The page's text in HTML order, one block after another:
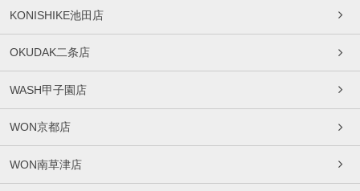
KONISHIKE池田店
OKUDAK二条店
WASH甲子園店
WON京都店
WON南草津店